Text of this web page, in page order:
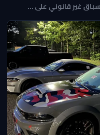
غير قانوني على ...